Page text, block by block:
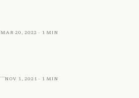
Mar 20, 2022 · 1 min
Nov 1, 2021 · 1 min